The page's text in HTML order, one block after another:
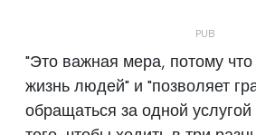
"Это важная мера, потому
жизнь людей" и "позволяет
обращаться за одной